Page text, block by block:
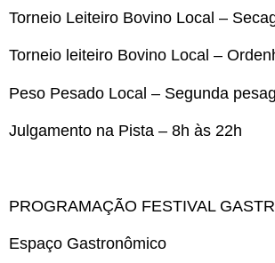
Torneio Leiteiro Bovino Local –
Torneio leiteiro Bovino Local –
Peso Pesado Local – Segunda
Julgamento na Pista – 8h às 22h
PROGRAMAÇÃO FESTIVAL
Espaço Gastronômico